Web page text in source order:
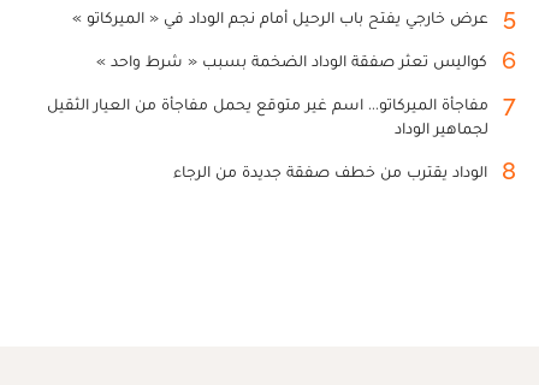
5 عرض خارجي يفتح باب الرحيل أمام نجم الوداد في « الميركاتو »
6 كواليس تعثر صفقة الوداد الضخمة بسبب « شرط واحد »
7
مفاجأة الميركاتو... اسم غير متوقع يحمل مفاجأة من العيار الثقيل
لجماهير الوداد
8 الوداد يقترب من خطف صفقة جديدة من الرجاء